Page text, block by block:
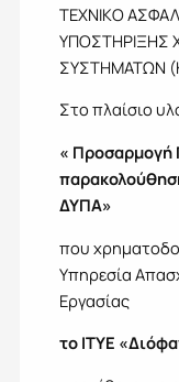
ΤΕΧΝΙΚΟ
ΥΠΟΣΤΗΡΙΞΗΣ
ΣΥΣΤΗΜΑΤΩΝ
Στο πλαίσιο
« Προσαρμογή
ΔΥΠΑ»
που
Υπηρεσία
Εργασίας
το ΙΤΥΕ